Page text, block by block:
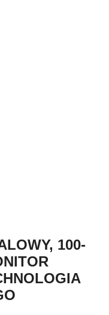
100-